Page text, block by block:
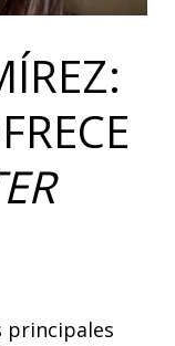
principales